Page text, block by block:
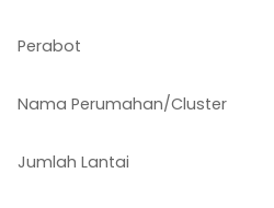
Perabot
Nama Perumahan/Cluster
Jumlah Lantai